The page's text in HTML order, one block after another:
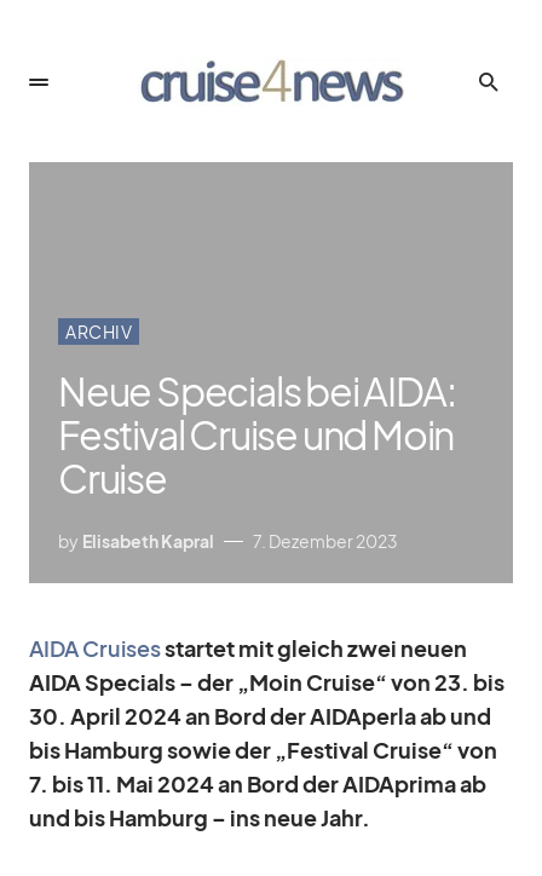
ARCHIV
Neue Specials bei AIDA:
Festival Cruise und Moin
Cruise
by Elisabeth Kapral 7. Dezember 2023
AIDA Crui­sesstar­tet mit gleich zwei neuen
AIDA Spe­cials – der „Moin Cruise“ von 23. bis
30. April 2024 an Bord der AID­A­perla ab und
bis Ham­burg so­wie der „Fes­ti­val Cruise“ von
7. bis 11. Mai 2024 an Bord der AID­A­prima ab
und bis Ham­burg – ins neue Jahr.